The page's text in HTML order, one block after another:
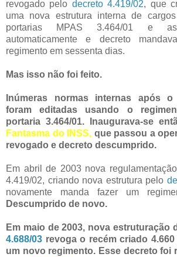
revogado pelo decreto 4.419/02, que
uma nova estrutura interna de
portarias MPAS 3.464/01 e
automaticamente e decreto
regimento em sessenta dias.
Mas isso não foi feito.
Inúmeras normas internas após o
foram editadas usando o
portaria 3.464/01. Inaugurava-se
Fantasma do INSS, que passou a
revogado e decreto descumprido.
Em abril de 2003 nova
4.419/02, criando nova estrutura pelo
novamente manda fazer um
Descumprido de novo.
Em maio de 2003, nova estruturação
4.688/03 revoga o recém criado
um novo regimento. Esse decreto foi